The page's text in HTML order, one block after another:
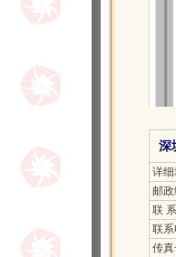
深
详细
邮政
联
联系
传真